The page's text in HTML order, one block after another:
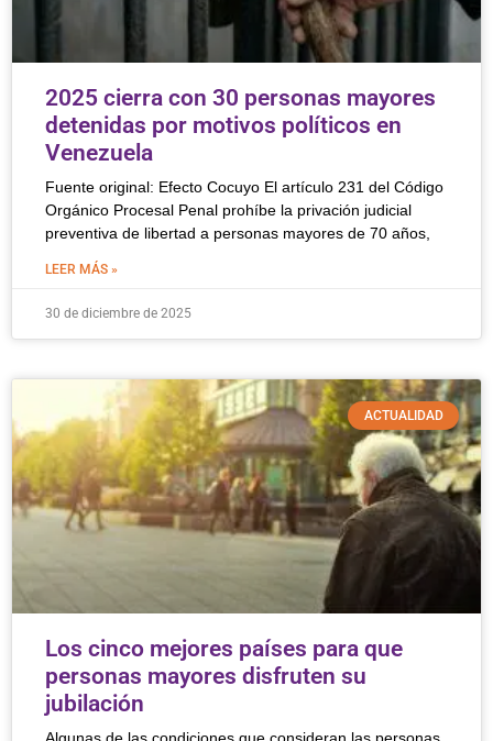
2025 cierra con 30 personas mayores
detenidas por motivos políticos en
Venezuela
Fuente original: Efecto Cocuyo El artículo 231 del Código
Orgánico Procesal Penal prohíbe la privación judicial
preventiva de libertad a personas mayores de 70 años,
LEER MÁS »
30 de diciembre de 2025
ACTUALIDAD
Los cinco mejores países para que
personas mayores disfruten su
jubilación